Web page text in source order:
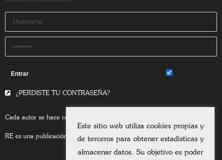
¿PERDISTE TU CONTRASEÑA?
Cada autor se hace responsable del contenido de sus escritos.
RE es una publicación asociada a la Universitas Albertiana.
Este sitio web utiliza cookies propias y
de terceros para obtener estadísticas y
almacenar datos. Su objetivo es poder